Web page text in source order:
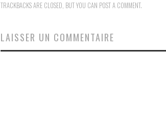
TRACKBACKS ARE CLOSED, BUT YOU CAN POST A COMMENT.
LAISSER UN COMMENTAIRE